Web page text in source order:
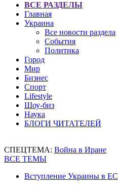
ВСЕ РАЗДЕЛЫ
Главная
Украина
Все новости раздела
События
Политика
Город
Мир
Бизнес
Спорт
Lifestyle
Шоу-биз
Наука
БЛОГИ ЧИТАТЕЛЕЙ
СПЕЦТЕМА: Война в Иране
ВСЕ ТЕМЫ
Вступление Украины в ЕС